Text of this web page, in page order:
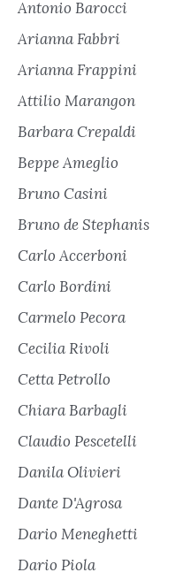
Antonio Barocci
Arianna Fabbri
Arianna Frappini
Attilio Marangon
Barbara Crepaldi
Beppe Ameglio
Bruno Casini
Bruno de Stephanis
Carlo Accerboni
Carlo Bordini
Carmelo Pecora
Cecilia Rivoli
Cetta Petrollo
Chiara Barbagli
Claudio Pescetelli
Danila Olivieri
Dante D'Agrosa
Dario Meneghetti
Dario Piola